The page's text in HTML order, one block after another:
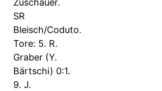
Zuschauer.
SR
Bleisch/Coduto.
Tore: 5. R.
Graber (Y.
Bärtschi) 0:1.
9. J.